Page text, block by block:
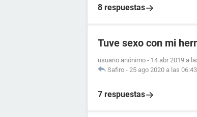
8 respuestas
Tuve sexo con mi
usuario anónimo - 14 abr 2019 a
Safiro - 25 ago 2020 a las 06:43
7 respuestas